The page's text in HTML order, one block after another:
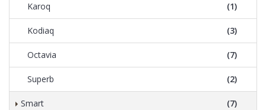
Karoq (1)
Kodiaq (3)
Octavia (7)
Superb (2)
Smart (7)